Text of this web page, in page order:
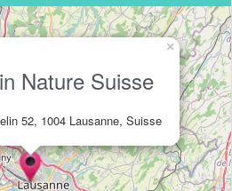
Nature Suisse
52, 1004 Lausanne, Suisse
×